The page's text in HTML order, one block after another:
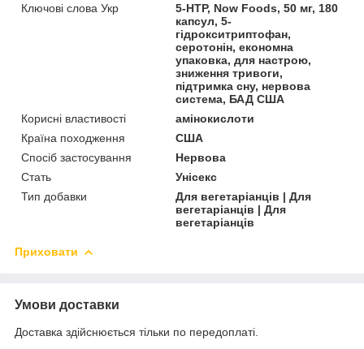
Ключові слова Укр
5-HTP, Now Foods, 50 мг, 180
капсул, 5-
гідрокситриптофан,
серотонін, економна
упаковка, для настрою,
зниження тривоги,
підтримка сну, нервова
система, БАД США
Корисні властивості
амінокислоти
Країна походження
США
Спосіб застосування
Нервова
Стать
Унісекс
Тип добавки
Для вегетаріанців | Для
вегетаріанців | Для
вегетаріанців
Приховати
Умови доставки
Доставка здійснюється тільки по передоплаті.